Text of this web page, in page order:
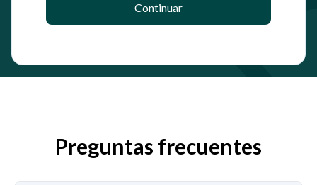
Continuar
Preguntas frecuentes